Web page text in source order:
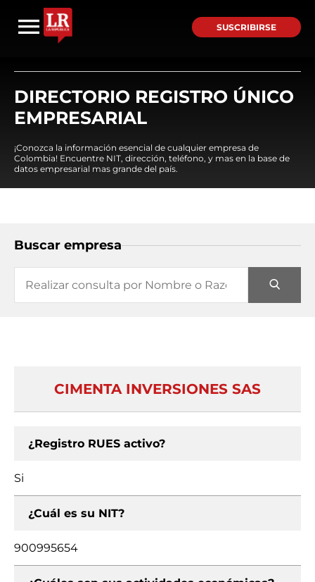
SUSCRIBIRSE
DIRECTORIO REGISTRO ÚNICO
EMPRESARIAL
¡Conozca la información esencial de cualquier empresa de
Colombia! Encuentre NIT, dirección, teléfono, y mas en la base de
datos empresarial mas grande del país.
Buscar empresa
CIMENTA INVERSIONES SAS
¿Registro RUES activo?
Si
¿Cuál es su NIT?
900995654